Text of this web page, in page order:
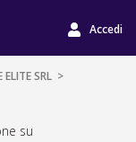
Accedi
ELITE SRL >
su